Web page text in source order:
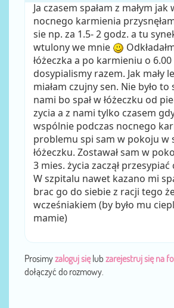
Ja czasem spałam z małym jak
nocnego karmienia
sie np. za 1.5- 2 godz. a tu
wtulony we mnie
łóżeczka a po karmieniu o
dosypialismy razem. Jak mały
miałam czujny sen. Nie było to
nami bo spał w łóżeczku od
zycia a z nami tylko czasem
wspólnie podczas nocnego
problemu spi sam w pokoju w
łóżeczku. Zostawał sam w
3 mies. życia zaczął przesypiać
W szpitalu nawet kazano mi
brac go do siebie z racji tego
wcześniakiem (by było mu
mamie)
Prosimyzaloguj sięlub zarejestruj się na
dołączyć do rozmowy.